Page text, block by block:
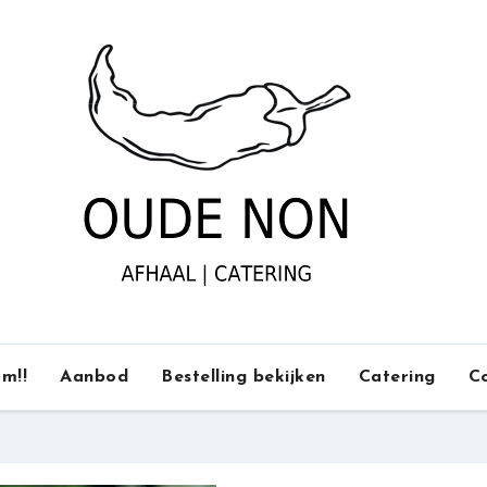
Aanbod Bestelling bekijken Catering